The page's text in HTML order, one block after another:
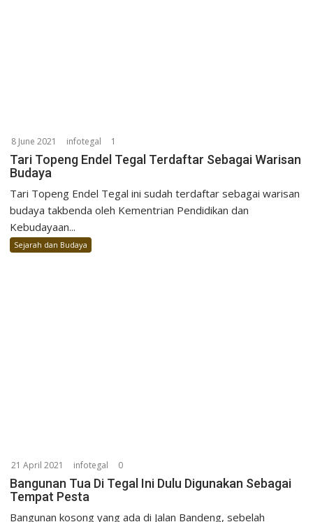
8 June 2021 infotegal 1
Tari Topeng Endel Tegal Terdaftar Sebagai Warisan
Budaya
Tari Topeng Endel Tegal ini sudah terdaftar sebagai warisan
budaya takbenda oleh Kementrian Pendidikan dan
Kebudayaan...
Sejarah dan Budaya
21 April 2021 infotegal 0
Bangunan Tua Di Tegal Ini Dulu Digunakan Sebagai
Tempat Pesta
Bangunan kosong yang ada di Jalan Bandeng, sebelah